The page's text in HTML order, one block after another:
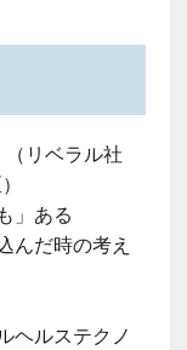
リベラル社
」ある
んだ時の考え
ヘルステクノ